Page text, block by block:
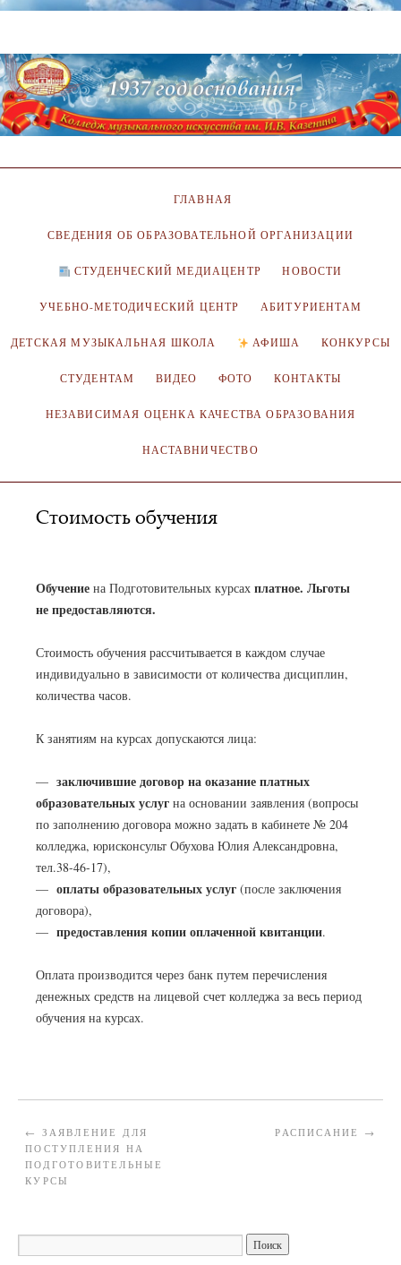
ГЛАВНАЯ
СВЕДЕНИЯ ОБ ОБРАЗОВАТЕЛЬНОЙ ОРГАНИЗАЦИИ
СТУДЕНЧЕСКИЙ МЕДИАЦЕНТР НОВОСТИ
УЧЕБНО-МЕТОДИЧЕСКИЙ ЦЕНТР АБИТУРИЕНТАМ
ДЕТСКАЯ МУЗЫКАЛЬНАЯ ШКОЛА АФИША КОНКУРСЫ
СТУДЕНТАМ ВИДЕО ФОТО КОНТАКТЫ
НЕЗАВИСИМАЯ ОЦЕНКА КАЧЕСТВА ОБРАЗОВАНИЯ
НАСТАВНИЧЕСТВО
Стоимость обучения
Обучение на Подготовительных курсах платное. Льготы
не предоставляются.
Стоимость обучения рассчитывается в каждом случае
индивидуально в зависимости от количества дисциплин,
количества часов.
К занятиям на курсах допускаются лица:
— заключившие договор на оказание платных
образовательных услуг на основании заявления (вопросы
по заполнению договора можно задать в кабинете № 204
колледжа, юрисконсульт Обухова Юлия Александровна,
тел.38-46-17),
— оплаты образовательных услуг (после заключения
договора),
— предоставления копии оплаченной квитанции.
Оплата производится через банк путем перечисления
денежных средств на лицевой счет колледжа за весь период
обучения на курсах.
← ЗАЯВЛЕНИЕ ДЛЯ
ПОСТУПЛЕНИЯ НА
ПОДГОТОВИТЕЛЬНЫЕ
КУРСЫ
РАСПИСАНИЕ →